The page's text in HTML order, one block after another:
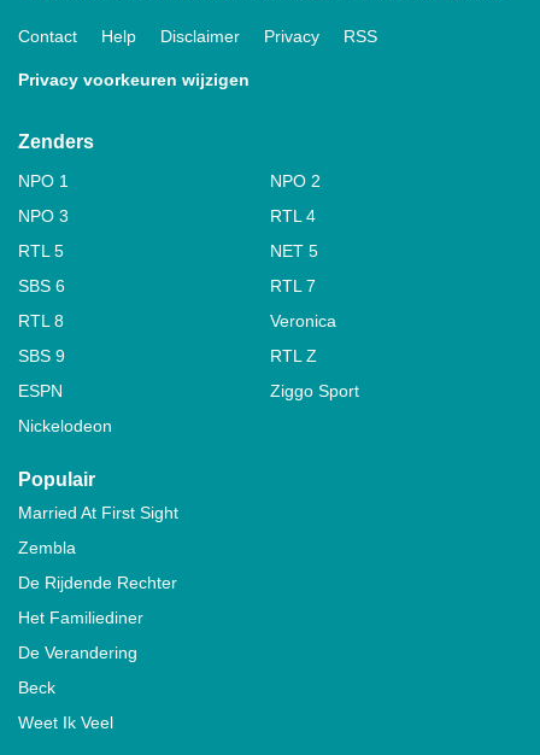
Contact Help Disclaimer Privacy RSS
Privacy voorkeuren wijzigen
Zenders
NPO 1
NPO 2
NPO 3
RTL 4
RTL 5
NET 5
SBS 6
RTL 7
RTL 8
Veronica
SBS 9
RTL Z
ESPN
Ziggo Sport
Nickelodeon
Populair
Married At First Sight
Zembla
De Rijdende Rechter
Het Familiediner
De Verandering
Beck
Weet Ik Veel